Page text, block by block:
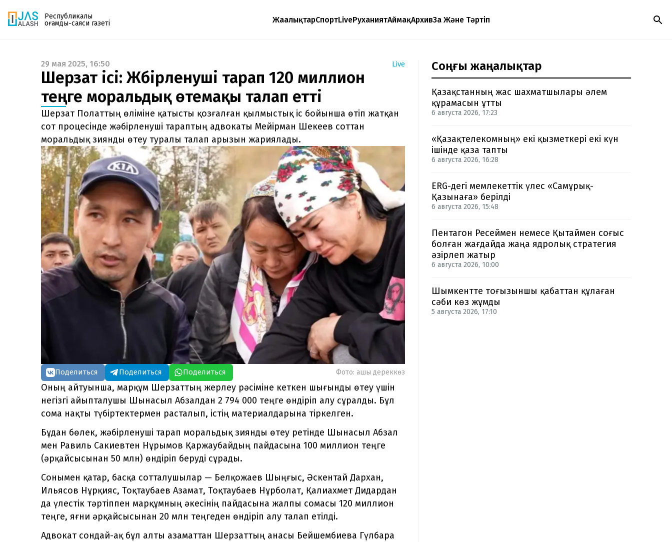
Республикалық
қоғамдық-саяси газеті
ЖаңалықтарСпортLiveРуханиятАймақАрхивЗаң Және Тәртіп
Газетке жазылу
PDF форматтағы газетті ай сайын электронды
поштаңызға алып отырыңыз. Жаңа нөмір
шыққан сәтте сізге бірден жіберіледі. Тек email
енгізіңіз, біз қалғанын өзіміз жібереміз.
29 мая 2025, 16:50 Live
Шерзат ісі: Жәбірленуші тарап 120 миллион
теңге моральдық өтемақы талап етті
Шерзат Полаттың өліміне қатысты қозғалған қылмыстық іс бойынша өтіп жатқан
сот процесінде жәбірленуші тараптың адвокаты Мейірман Шекеев соттан
моральдық зиянды өтеу туралы талап арызын жариялады.
Поделиться Поделиться Поделиться Фото: ашық дереккөз
Оның айтуынша, марқұм Шерзаттың жерлеу рәсіміне кеткен шығынды өтеу үшін
негізгі айыпталушы Шынасыл Абзалдан 2 794 000 теңге өндіріп алу сұралды. Бұл
сома нақты түбіртектермен расталып, істің материалдарына тіркелген.
Бұдан бөлек, жәбірленуші тарап моральдық зиянды өтеу ретінде Шынасыл Абзал
мен Равиль Сакиевтен Нұрымов Қаржаубайдың пайдасына 100 миллион теңге
(әрқайсысынан 50 млн) өндіріп беруді сұрады.
Сонымен қатар, басқа сотталушылар — Белқожаев Шыңғыс, Әскентай Дархан,
Ильясов Нұрқияс, Тоқтаубаев Азамат, Тоқтаубаев Нұрболат, Қалиахмет Дидардан
да үлестік тәртіппен марқұмның әкесінің пайдасына жалпы сомасы 120 миллион
теңге, яғни әрқайсысынан 20 млн теңгеден өндіріп алу талап етілді.
Адвокат сондай-ақ бұл алты азаматтан Шерзаттың анасы Бейшембиева Гүлбара
Соңғы жаңалықтар
Қазақстанның жас шахматшылары әлем
құрамасын ұтты
6 августа 2026, 17:23
«Қазақтелекомның» екі қызметкері екі күн
ішінде қаза тапты
6 августа 2026, 16:28
ERG-дегі мемлекеттік үлес «Самұрық-
Қазынаға» берілді
6 августа 2026, 15:48
Пентагон Ресеймен немесе Қытаймен соғыс
болған жағдайда жаңа ядролық стратегия
әзірлеп жатыр
6 августа 2026, 10:00
Шымкентте тоғызыншы қабаттан құлаған
сәби көз жұмды
5 августа 2026, 17:10